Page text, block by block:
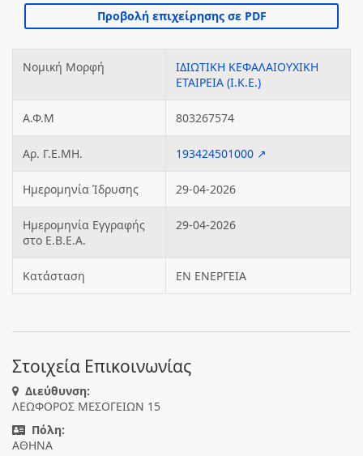
Νομική Μορφή
ΙΔΙΩΤΙΚΗ ΚΕΦΑΛΑΙΟΥΧΙΚΗ
ΕΤΑΙΡΕΙΑ (Ι.Κ.Ε.)
Α.Φ.Μ 803267574
Αρ. Γ.Ε.ΜΗ. 193424501000 ↗
Ημερομηνία Ίδρυσης 29-04-2026
Ημερομηνία Εγγραφής
στο Ε.Β.Ε.Α.
29-04-2026
Κατάσταση ΕΝ ΕΝΕΡΓΕΙΑ
Στοιχεία Επικοινωνίας
Διεύθυνση:
ΛΕΩΦΟΡΟΣ ΜΕΣΟΓΕΙΩΝ 15
Πόλη:
ΑΘΗΝΑ